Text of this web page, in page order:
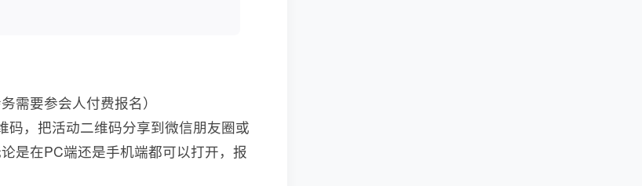
需要参会人付费报名）
码，把活动二维码分享到微信朋友圈或
是在PC端还是手机端都可以打开，报